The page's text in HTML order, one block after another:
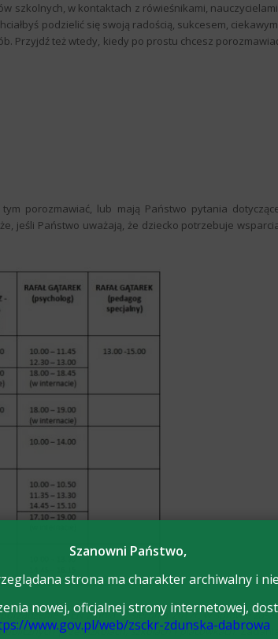
szkolnych, w kontaktach z rówieśnikami,
podzielić się swoją radością, sukcesem,
Przyjdź też wtedy, kiedy po prostu chcesz
porozmawiać, lub mają Państwo pytania
jeśli Państwo uważają, że dziecko potrzebuje
porządzenie MEN z dnia 9 sierpnia 2017r. w sprawie
przedszkolach, szkołach i placówkach.Zadania
Szanowni Państwo,
strona ma charakter archiwalny i
nowej, oficjalnej strony internetowej,
www.gov.pl/web/zsckr-zdunska-dabrowa